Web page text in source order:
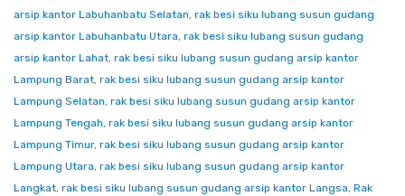
arsip kantor Labuhanbatu Selatan, rak besi siku lubang susun gudang
arsip kantor Labuhanbatu Utara, rak besi siku lubang susun gudang
arsip kantor Lahat, rak besi siku lubang susun gudang arsip kantor
Lampung Barat, rak besi siku lubang susun gudang arsip kantor
Lampung Selatan, rak besi siku lubang susun gudang arsip kantor
Lampung Tengah, rak besi siku lubang susun gudang arsip kantor
Lampung Timur, rak besi siku lubang susun gudang arsip kantor
Lampung Utara, rak besi siku lubang susun gudang arsip kantor
Langkat, rak besi siku lubang susun gudang arsip kantor Langsa, Rak